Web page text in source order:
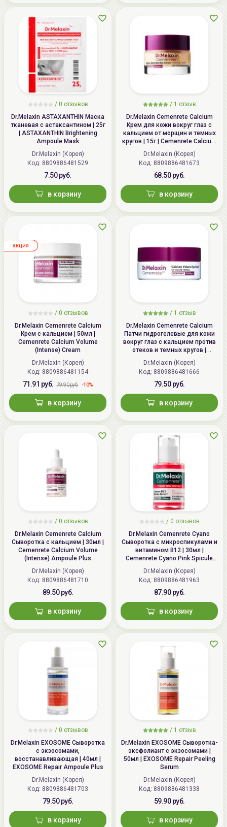
/ 0 отзывов
Dr.Melaxin ASTAXANTHIN Маска
тканевая с астаксантином | 25г
| ASTAXANTHIN Brightening
Ampoule Mask
Dr.Melaxin (Корея)
Код: 8809886481529
7.50 руб.
в корзину
/ 1 отзыв
Dr.Melaxin Cemenrete Calcium
Крем для кожи вокруг глаз с
кальцием от морщин и темных
кругов | 15г | Cemenrete Calcium
Dark Spot Cover Eye Cream
Dr.Melaxin (Корея)
Код: 8809886481673
68.50 руб.
в корзину
/ 0 отзывов
Dr.Melaxin Cemenrete Calcium
Крем с кальцием | 50мл |
Cemenrete Calcium Volume
(Intense) Cream
Dr.Melaxin (Корея)
Код: 8809886481154
71.91 руб. 79.90 руб. -10%
в корзину
aкция
/ 1 отзыв
Dr.Melaxin Cemenrete Calcium
Патчи гидрогелевые для кожи
вокруг глаз с кальцием против
отеков и темных кругов |
60шт(72г) | Cemenrete Calcium
Volume Eye Patch
Dr.Melaxin (Корея)
Код: 8809886481666
79.50 руб.
в корзину
/ 0 отзывов
Dr.Melaxin Cemenrete Calcium
Сыворотка с кальцием | 30мл |
Cemenrete Calcium Volume
(Intense) Ampoule Plus
Dr.Melaxin (Корея)
Код: 8809886481710
89.50 руб.
в корзину
/ 0 отзывов
Dr.Melaxin Cemenrete Cyano
Сыворотка с микроспикулами и
витамином B12 | 30мл |
Cemenrete Cyano Pink Spicule
Serum
Dr.Melaxin (Корея)
Код: 8809886481963
87.90 руб.
в корзину
/ 0 отзывов
Dr.Melaxin EXOSOME Сыворотка
с экзосомами,
восстанавливающая | 40мл |
EXOSOME Repair Ampoule Plus
Dr.Melaxin (Корея)
Код: 8809886481703
79.50 руб.
в корзину
/ 1 отзыв
Dr.Melaxin EXOSOME Сыворотка-
эксфолиант с экзосомами |
50мл | EXOSOME Repair Peeling
Serum
Dr.Melaxin (Корея)
Код: 8809886481338
59.90 руб.
в корзину